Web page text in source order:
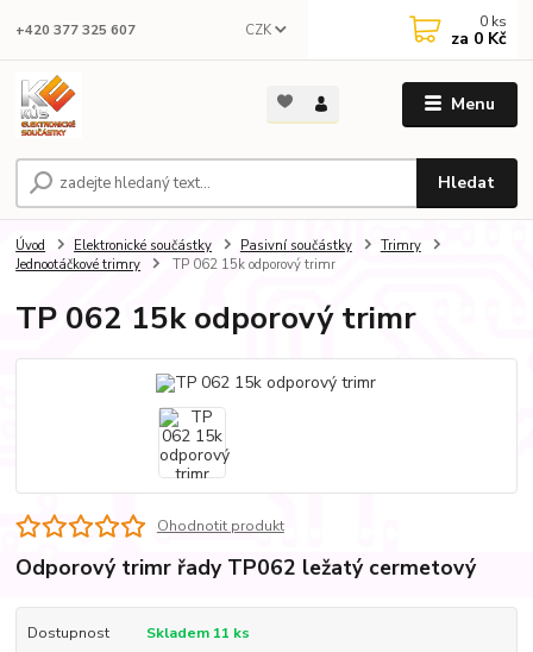
Menu
CZK
Hledat
+420 377 325 607 0 ks
za 0 Kč
Úvod Elektronické součástky Pasivní součástky
Trimry
Jednootáčkové trimry
TP 062 15k odporový trimr
TP 062 15k odporový trimr
Ohodnotit produkt
Odporový trimr řady TP062 ležatý cermetový
Dostupnost Skladem 11 ks